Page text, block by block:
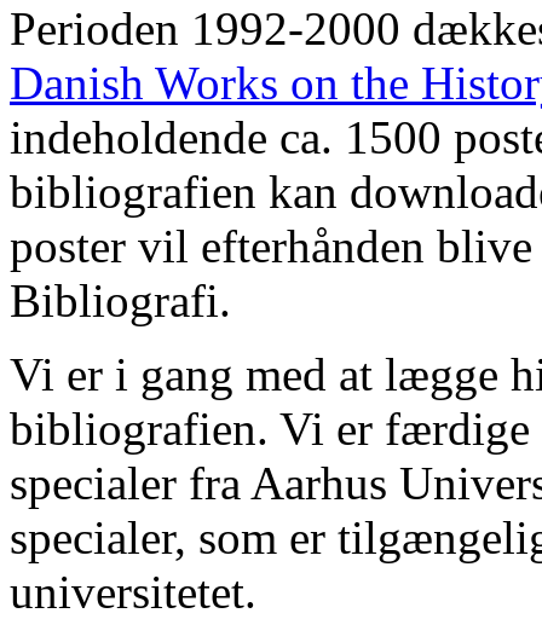
Perioden 1992-2000
Danish Works on the
indeholdende ca. 1500
bibliografien kan
poster vil efterhånden
Bibliografi.
Vi er i gang med at lægge
bibliografien. Vi er færdige
specialer fra Aarhus
specialer, som er
universitetet.